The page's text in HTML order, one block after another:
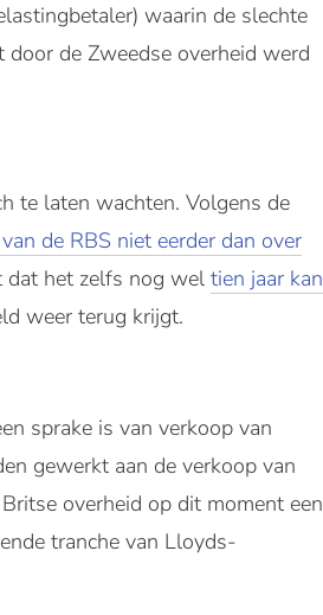
waarin de slechte
de Zweedse overheid werd
te laten wachten. Volgens de
de RBS niet eerder dan over
dat het zelfs nog wel tien jaar kan
weer terug krijgt.
sprake is van verkoop van
gewerkt aan de verkoop van
overheid op dit moment een
tranche van Lloyds-